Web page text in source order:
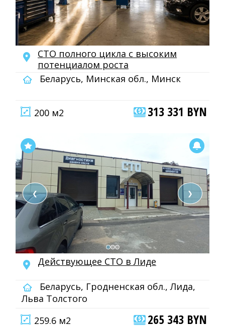
СТО полного цикла с высоким
потенциалом роста
Беларусь, Минская обл., Минск
200 м2 313 331 BYN
❮ ❯
Действующее СТО в Лиде
Беларусь, Гродненская обл., Лида,
Льва Толстого
259.6 м2
265 343 BYN